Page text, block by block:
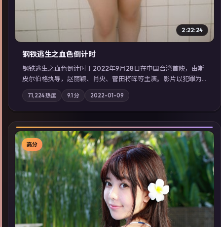
2:22:24
钢铁逃生之血色倒计时
钢铁逃生之血色倒计时于2022年9月28日在中国台湾首映，由斯
皮尔伯格执导，赵丽颖、肖央、菅田将晖等主演。影片以犯罪为
叙事主轴，失踪人口档案牵出跨国灰色产业链；摄影与配乐强化
地域气质；站内亦可通过「国产免费观看高清电视剧在线看」延
展检索同类型高分佳作，畅享高清在线追剧体验。
71,224热度 9.1 分 2022-01-09
▶
高分